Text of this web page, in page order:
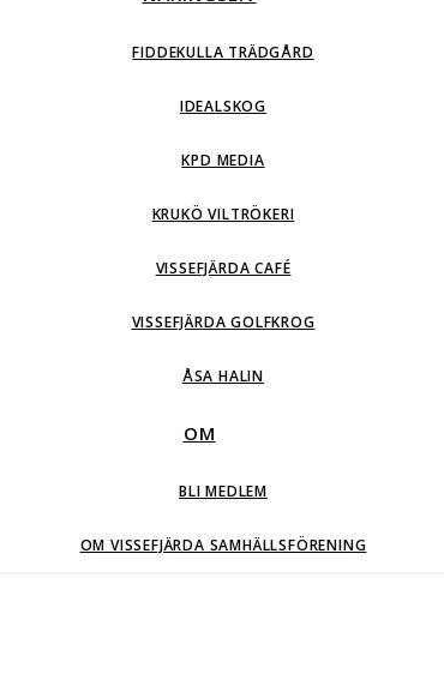
FIDDEKULLA TRÄDGÅRD
IDEALSKOG
KPD MEDIA
KRUKÖ VILTRÖKERI
VISSEFJÄRDA CAFÉ
VISSEFJÄRDA GOLFKROG
ÅSA HALIN
OM
BLI MEDLEM
OM VISSEFJÄRDA SAMHÄLLSFÖRENING